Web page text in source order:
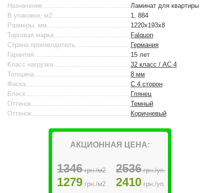
Ламинат для квартиры
Назначение
1, 884
В упаковке, м2
1220x193x8
Размеры, мм
Falquon
Торговая марка
Германия
Страна производитель
15 лет
Гарантия
32 класс / AC 4
Класс нагрузки
8 мм
Толщина
С 4 сторон
Фаска
Глянец
Блеск
Темный
Оттенок
Коричневый
Оттенок
АКЦИОННАЯ ЦЕНА:
1346грн./м2
1279 грн./м2
2536грн./уп.
2410 грн./уп.